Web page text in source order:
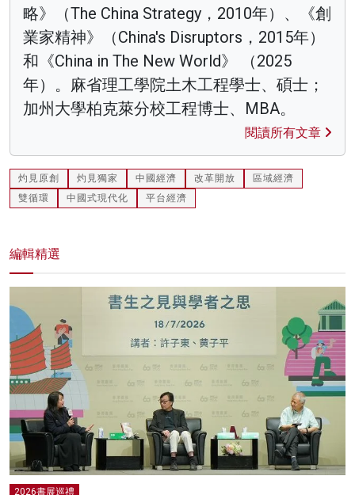
略》（The China Strategy，2010年）、《創
業家精神》（China's Disruptors，2015年）
和《China in The New World》 （2025
年）。麻省理工學院土木工程學士、碩士；
加州大學柏克萊分校工程博士、MBA。
閱讀所有文章
灼見原創 灼見獨家 中國經濟 改革開放
區域經濟
雙循環
中國式現代化 平台經濟
編輯精選
2026書展巡禮